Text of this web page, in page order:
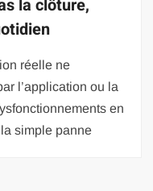
la clôture,
réelle ne
l’application ou la
en
simple panne